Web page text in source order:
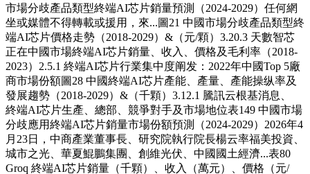
市場分歧產品類型終端AI芯片銷量預測（2024-2029）任何網
坐或媒體不得轉載或援用，來...圖21 中國市場分歧產品類型終
端AI芯片價格走勢（2018-2029）&（元/顆）3.20.3 天數智芯
正在中國市場終端AI芯片銷量、收入、價格及毛利率（2018-
2023）2.5.1 終端AI芯片行業集中度阐发：2022年中國Top 5廠
商市場份額圖28 中國終端AI芯片產能、產量、產能操纵率及
發展趨勢（2018-2029）&（千顆）3.12.1 騰訊云根基消息、
終端AI芯片生產、總部、競爭對手及市場地位表149 中國市場
分歧應用終端AI芯片銷量市場份額預測（2024-2029）2026年4
月23日，中商產業董事長、研究院執行院長楊云率福美投資、
城市之光、華夏鯤鵬集團、創維光伏、中國國土經濟...表80
Groq 終端AI芯片銷量（千顆）、收入（萬元）、價格（元/